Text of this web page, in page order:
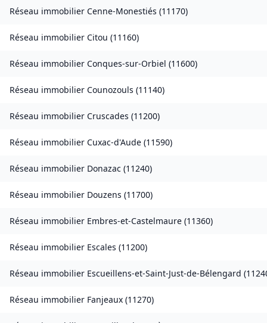
Réseau immobilier Cenne-Monestiés (11170)
Réseau immobilier Citou (11160)
Réseau immobilier Conques-sur-Orbiel (11600)
Réseau immobilier Counozouls (11140)
Réseau immobilier Cruscades (11200)
Réseau immobilier Cuxac-d'Aude (11590)
Réseau immobilier Donazac (11240)
Réseau immobilier Douzens (11700)
Réseau immobilier Embres-et-Castelmaure (11360)
Réseau immobilier Escales (11200)
Réseau immobilier Escueillens-et-Saint-Just-de-Bélengard (
Réseau immobilier Fanjeaux (11270)